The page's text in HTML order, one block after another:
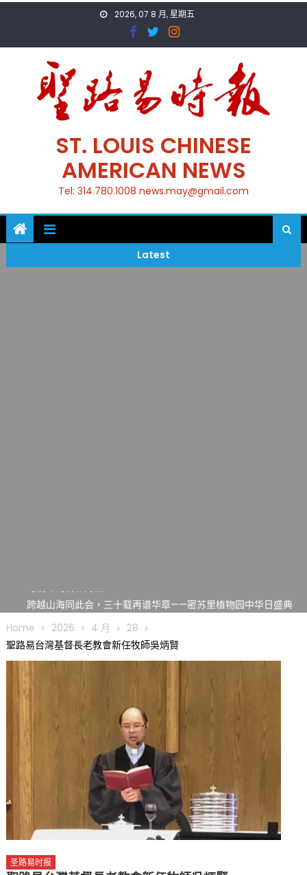
2026, 07 8 月, 星期五
ST. LOUIS CHINESE
AMERICAN NEWS
Tel: 314.780.1008 news.may@gmail.com
Latest
跨越山海同此会，三十载再谱华章——密苏里植物园中华日盛典
圣路易龙舟俱乐部5月16日龙舟体验日 邀请各界亲身体验划行乐
趣 + 水上竞速魅力
三十二载跨越时空的相逢
执掌密苏里植物园近四十年 致力推动全球植物多样性研究与中美
合作 Peter Raven 博士逝世 享年89岁
一晃三十年，初夏又相逢。中华日，等你来赴约 —— 密苏里植物
园“中华日三十周年特别报道（五）
筝声与琴韵交汇：刘励(Li Statler)与钢琴家Darek演绎一场古筝
与钢琴的精彩对话
Home 2026 4 月
28
聖路易台灣基督長老教會新任牧師吳炳賢
圣路易时报